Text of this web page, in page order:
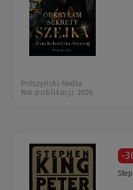
Prószyński Media
Rok publikacji: 2026
-